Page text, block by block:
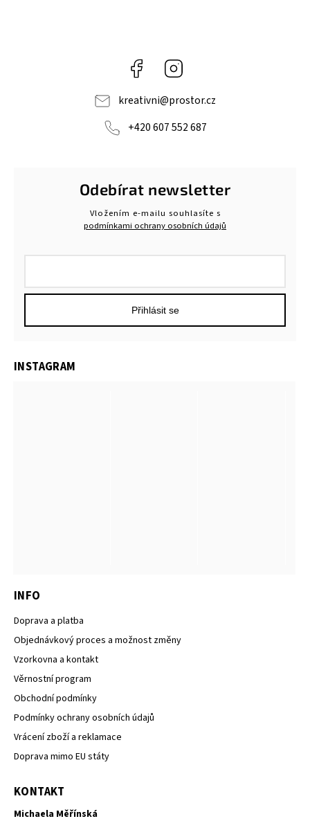
Facebook
kreativni@prostor.cz
+420 607 552 687
Odebírat newsletter
Vložením e-mailu souhlasíte s
podmínkami ochrany osobních údajů
Přihlásit se
INFO
Doprava a platba
Objednávkový proces a možnost změny
Vzorkovna a kontakt
Věrnostní program
Obchodní podmínky
Podmínky ochrany osobních údajů
Vrácení zboží a reklamace
Doprava mimo EU státy
KONTAKT
Michaela Měřínská
INSTAGRAM